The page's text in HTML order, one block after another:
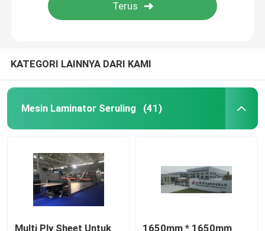
KATEGORI LAINNYA DARI KAMI
Mesin Laminator Seruling (41)
Multi Ply Sheet Untuk
1650mm * 1650mm